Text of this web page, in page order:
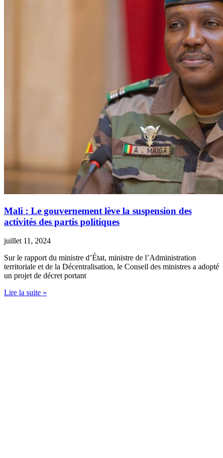
Mali : Le gouvernement lève la suspension des
activités des partis politiques
juillet 11, 2024
Sur le rapport du ministre d’État, ministre de l’Administration
territoriale et de la Décentralisation, le Conseil des ministres a adopté
un projet de décret portant
Lire la suite »